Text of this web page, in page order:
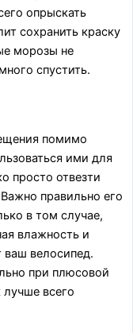
опрыскать
сохранить краску
морозы не
спустить.
помимо
ими для
просто отвезти
правильно его
в том случае,
влажность и
велосипед.
при плюсовой
всего